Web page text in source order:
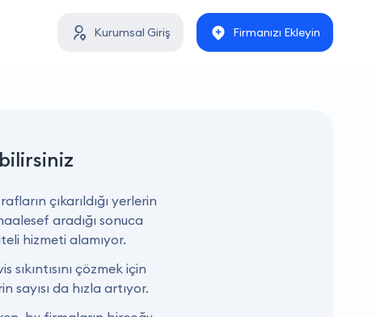
Kurumsal Giriş Firmanızı Ekleyin
çıkarıldığı yerlerin
aradığı sonuca
hizmeti alamıyor.
çözmek için
da hızla artıyor.